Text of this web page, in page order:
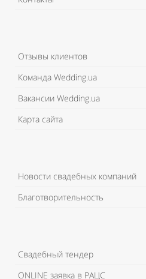
Отзывы клиентов
Команда Wedding.ua
Вакансии Wedding.ua
Карта сайта
Новости свадебных компаний
Благотворительность
Свадебный тендер
ONLINE заявка в РАЦС